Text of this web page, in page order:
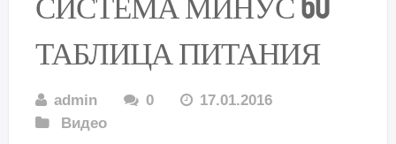
ТАБЛИЦА ПИТАНИЯ
admin 0
17.01.2016
Видео